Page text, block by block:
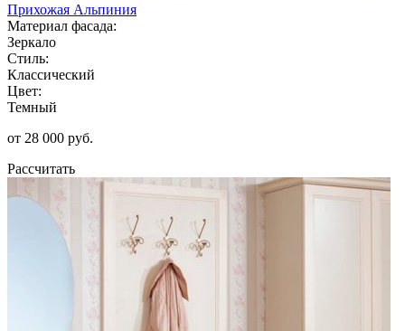
Прихожая Альпиния
Материал фасада:
Зеркало
Стиль:
Классический
Цвет:
Темный
от 28 000 руб.
Рассчитать